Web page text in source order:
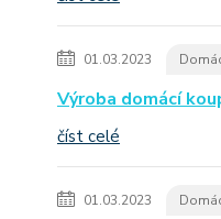
01.03.2023
Výroba domácí
číst celé
01.03.2023